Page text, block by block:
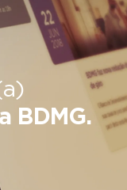
BDMG.